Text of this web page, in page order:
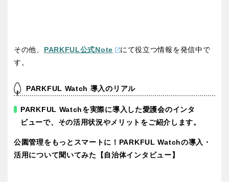
その他、 PARKFUL公式Note
にて役立つ情報を発信中で
す。
PARKFUL Watch 導入のリアル
PARKFUL Watchを実際に導入した愛護会のインタ
ビューで、その活用状況やメリットをご紹介します。
公園管理をもっとスマートに！PARKFUL Watchの導入・
活用について聞いてみた【自治体インタビュー】